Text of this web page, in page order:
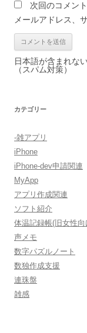
次回のコメン
メールアドレス、
日本語が含まれな
（スパム対策）
カテゴリー
-雑アプリ
iPhone
iPhone-dev申請関連
MyApp
アプリ作成関連
ソフト紹介
体温記録帳(旧女性
声メモ
数字パズルノート
数独作成支援
連珠盤
雑感